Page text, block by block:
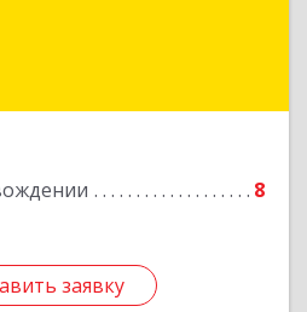
8
заявку
обл, Гурьевск г,
заявку